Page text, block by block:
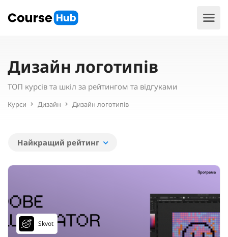
Дизайн логотипів
ТОП курсів та шкіл за рейтингом та відгуками
Курси Дизайн Дизайн логотипів
Найкращий рейтинг
Skvot